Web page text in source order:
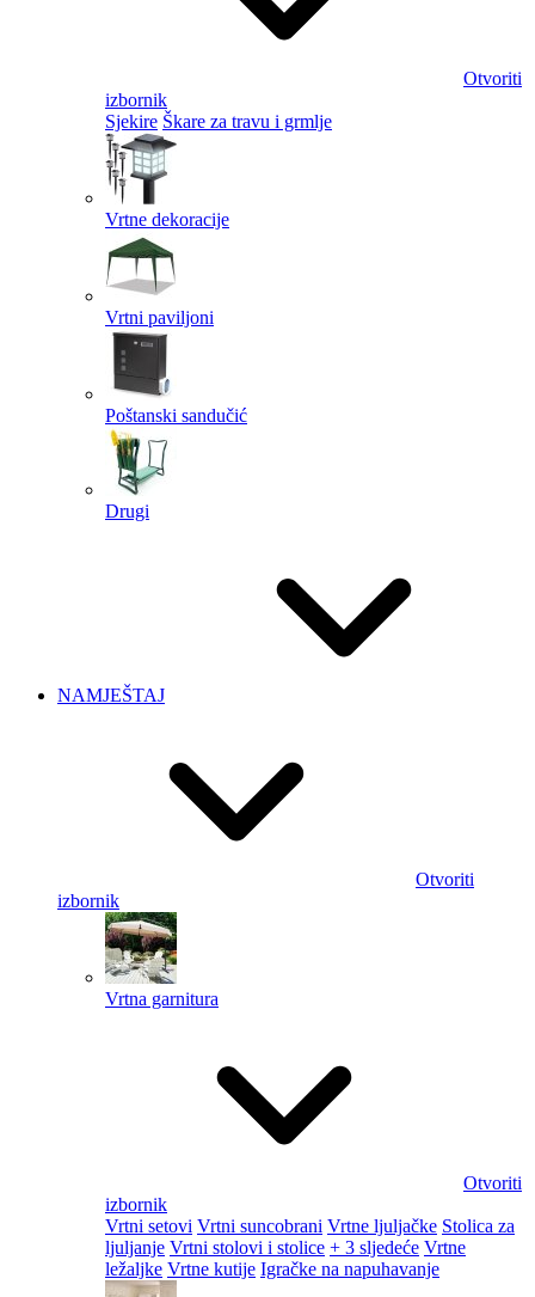
Otvoriti
izbornik
Sjekire Škare za travu i grmlje
Vrtne dekoracije
Vrtni paviljoni
Poštanski sandučić
Drugi
NAMJEŠTAJ
Otvoriti
izbornik
Vrtna garnitura
Otvoriti
izbornik
Vrtni setovi Vrtni suncobrani Vrtne ljuljačke Stolica za
ljuljanje Vrtni stolovi i stolice + 3 sljedeće Vrtne
ležaljke Vrtne kutije Igračke na napuhavanje